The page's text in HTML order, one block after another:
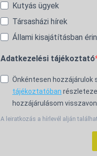
Kutyás ügyek
Társasházi hírek
Állami kisajátításban
Adatkezelési tájékoztató
Önkéntesen
tájékoztatóban
hozzájárulásom
A leiratkozás a hírlevél alján